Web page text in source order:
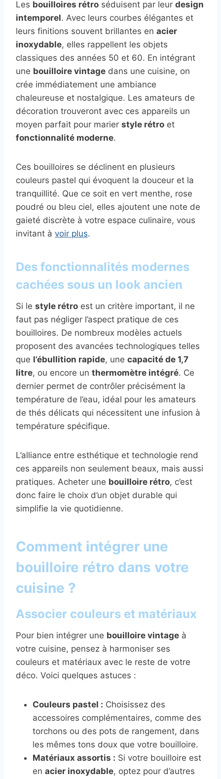
Les bouilloires rétro séduisent par leur design
intemporel. Avec leurs courbes élégantes et
leurs finitions souvent brillantes en acier
inoxydable, elles rappellent les objets
classiques des années 50 et 60. En intégrant
une bouilloire vintage dans une cuisine, on
crée immédiatement une ambiance
chaleureuse et nostalgique. Les amateurs de
décoration trouveront avec ces appareils un
moyen parfait pour marier style rétro et
fonctionnalité moderne.
Ces bouilloires se déclinent en plusieurs
couleurs pastel qui évoquent la douceur et la
tranquillité. Que ce soit en vert menthe, rose
poudré ou bleu ciel, elles ajoutent une note de
gaieté discrète à votre espace culinaire, vous
invitant à voir plus.
Des fonctionnalités modernes
cachées sous un look ancien
Si le style rétro est un critère important, il ne
faut pas négliger l’aspect pratique de ces
bouilloires. De nombreux modèles actuels
proposent des avancées technologiques telles
que l’ébullition rapide, une capacité de 1,7
litre, ou encore un thermomètre intégré. Ce
dernier permet de contrôler précisément la
température de l’eau, idéal pour les amateurs
de thés délicats qui nécessitent une infusion à
température spécifique.
L’alliance entre esthétique et technologie rend
ces appareils non seulement beaux, mais aussi
pratiques. Acheter une bouilloire rétro, c’est
donc faire le choix d’un objet durable qui
simplifie la vie quotidienne.
Comment intégrer une
bouilloire rétro dans votre
cuisine ?
Associer couleurs et matériaux
Pour bien intégrer une bouilloire vintage à
votre cuisine, pensez à harmoniser ses
couleurs et matériaux avec le reste de votre
déco. Voici quelques astuces :
Couleurs pastel : Choisissez des
accessoires complémentaires, comme des
torchons ou des pots de rangement, dans
les mêmes tons doux que votre bouilloire.
Matériaux assortis : Si votre bouilloire est
en acier inoxydable, optez pour d’autres